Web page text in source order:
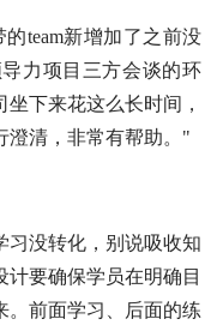
team新增加了之前没
力项目三方会谈的环
下来花这么长时间，
澄清，非常有帮助。"
习没转化，别说吸收知
要确保学员在明确目
。前面学习、后面的练